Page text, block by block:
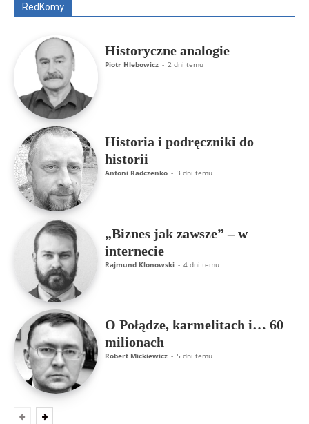
RedKomy
Historyczne analogie
Piotr Hlebowicz - 2 dni temu
Historia i podręczniki do
historii
Antoni Radczenko - 3 dni temu
„Biznes jak zawsze” – w
internecie
Rajmund Klonowski - 4 dni temu
O Połądze, karmelitach i… 60
milionach
Robert Mickiewicz - 5 dni temu